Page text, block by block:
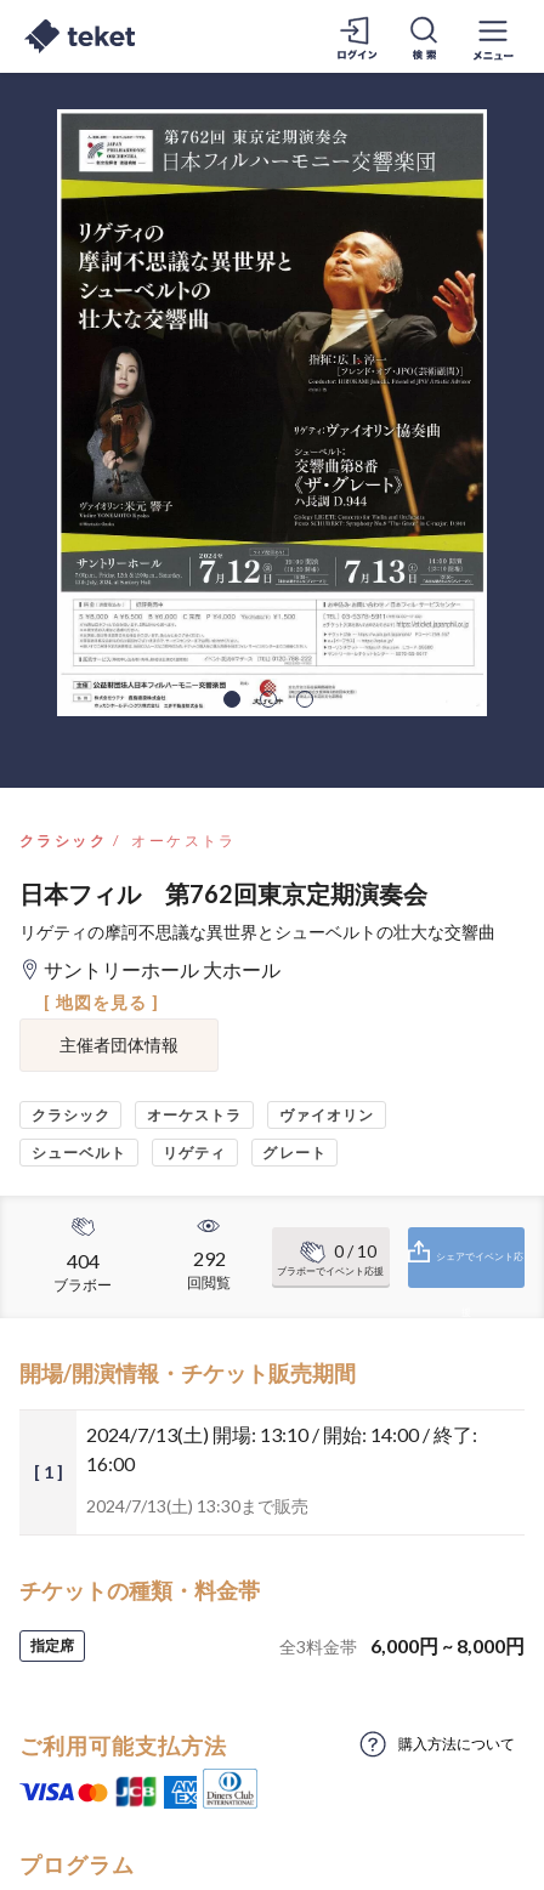
クラシック オーケストラ
日本フィル 第762回東京定期演奏会
リゲティの摩訶不思議な異世界とシューベルトの壮大な交響曲
サントリーホール 大ホール
[ 地図を見る ]
主催者団体情報
クラシック オーケストラ ヴァイオリン
シューベルト リゲティ グレート
404
ブラボー
292
回閲覧
0/ 10
ブラボーでイベント応援
シェアでイベント応
開場/開演情報・チケット販売期間
[ 1 ]
2024/7/13(土) 開場: 13:10 / 開始: 14:00 / 終了:
16:00
2024/7/13(土) 13:30まで販売
チケットの種類・料金帯
指定席 全3料金帯 6,000円 ~ 8,000円
ご利用可能支払方法 購入方法について
プログラム